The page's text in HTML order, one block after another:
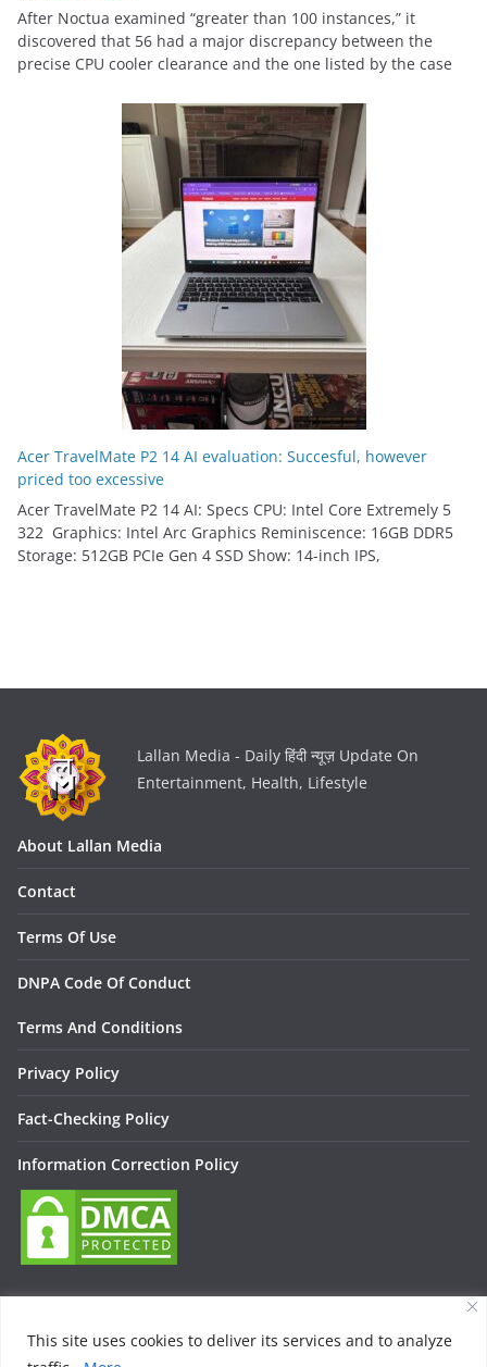
This site uses cookies to deliver its services and to analyze
After Noctua examined “greater than 100 instances,” it
discovered that 56 had a major discrepancy between the
precise CPU cooler clearance and the one listed by the case
Acer TravelMate P2 14 AI evaluation: Succesful, however
priced too excessive
Acer TravelMate P2 14 AI: Specs CPU: Intel Core Extremely 5
322 Graphics: Intel Arc Graphics Reminiscence: 16GB DDR5
Storage: 512GB PCIe Gen 4 SSD Show: 14-inch IPS,
Lallan Media - Daily हिंदी न्यूज़ Update On
Entertainment, Health, Lifestyle
About Lallan Media
Contact
Terms Of Use
DNPA Code Of Conduct
Terms And Conditions
Privacy Policy
Fact-Checking Policy
Information Correction Policy